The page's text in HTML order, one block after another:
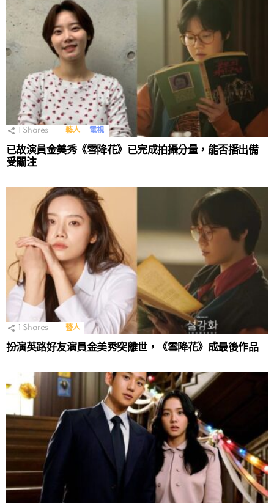
Shares 藝人 電視
已故演員金美秀《雪降花》已完成拍攝分量，能否播出備
受關注
Shares 藝人
扮演英路好友演員金美秀突離世，《雪降花》成最後作品